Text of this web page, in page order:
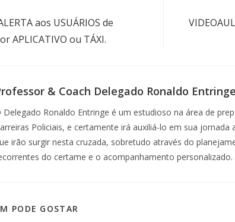
aos USUÁRIOS de
APLICATIVO ou TÁXI.
& Coach Delegado Ronaldo Entringe
Delegado Ronaldo Entringe é um estudioso na área de
Policiais, e certamente irá auxiliá-lo em sua
irão surgir nesta cruzada, sobretudo através do
do certame e o acompanhamento personalizado.
PODE GOSTAR